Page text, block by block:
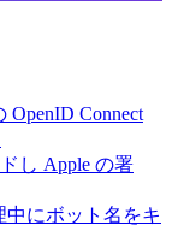
OpenID Connect
し Apple の署
中にボット名をキ